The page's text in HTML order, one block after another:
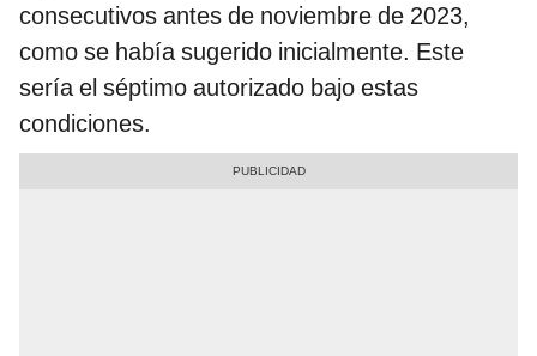
consecutivos antes de noviembre de 2023,
como se había sugerido inicialmente. Este
sería el séptimo autorizado bajo estas
condiciones.